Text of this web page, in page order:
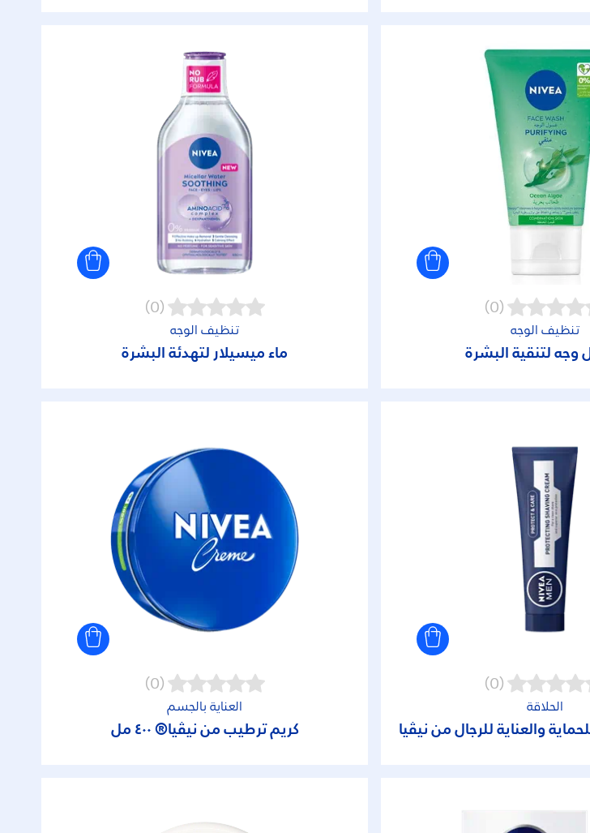
(0)
تنظيف الوجه
لتنقية البشرة
(0)
تنظيف الوجه
ماء ميسيلار لتهدئة البشرة
(0)
الحلاقة
والعناية للرجال من نيڤيا
(0)
العناية بالجسم
كريم ترطيب من نيڤيا® ٤٠٠ مل